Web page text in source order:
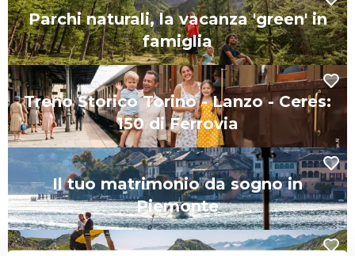
Parchi naturali, la vacanza 'green' in
famiglia
Treno Storico Torino - Lanzo - Ceres:
150 di Ferrovia
Il tuo matrimonio da sogno in
Piemonte